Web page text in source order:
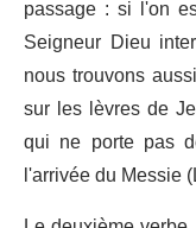
passage : si l'on
Seigneur Dieu
nous trouvons
sur les lèvres de
qui ne porte pas
l'arrivée du Messie